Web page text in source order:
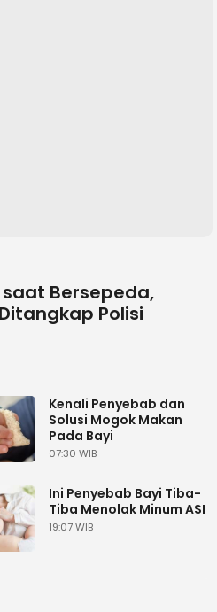
Bersepeda,
Polisi
Kenali Penyebab dan
Solusi Mogok Makan
Pada Bayi
07:30 WIB
Ini Penyebab Bayi Tiba-
Tiba Menolak Minum ASI
19:07 WIB